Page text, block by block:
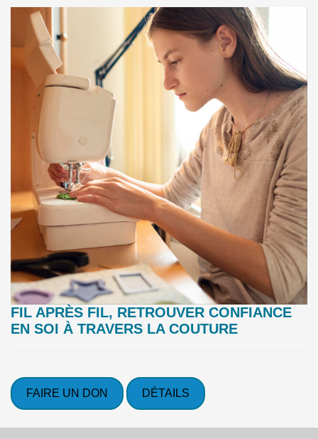
FIL APRÈS FIL, RETROUVER CONFIANCE
EN SOI À TRAVERS LA COUTURE
FAIRE UN DON DÉTAILS